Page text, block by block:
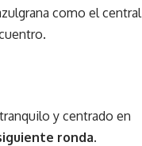
como el central
y centrado en
ronda.